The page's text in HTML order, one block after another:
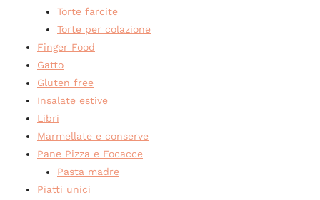
Torte farcite
Torte per colazione
Finger Food
Gatto
Gluten free
Insalate estive
Libri
Marmellate e conserve
Pane Pizza e Focacce
Pasta madre
Piatti unici